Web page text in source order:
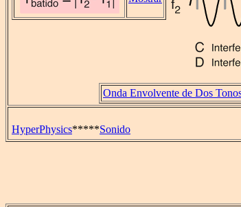
Onda Envolvente de Dos
HyperPhysics*****Sonido